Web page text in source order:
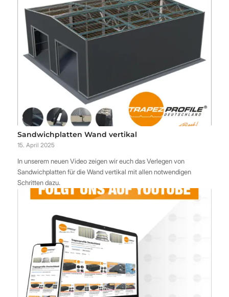
Sandwichplatten Wand vertikal
15. April 2025
In unserem neuen Video zeigen wir euch das Verlegen von
Sandwichplatten für die Wand vertikal mit allen notwendigen
Schritten dazu.